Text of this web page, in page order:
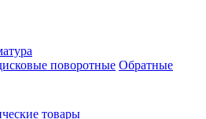
поворотные Обратные
товары